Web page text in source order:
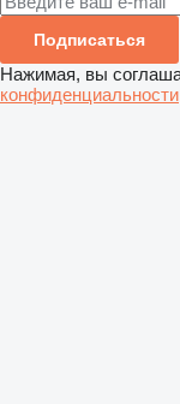
Подписаться
Нажимая, вы
конфиденциальности